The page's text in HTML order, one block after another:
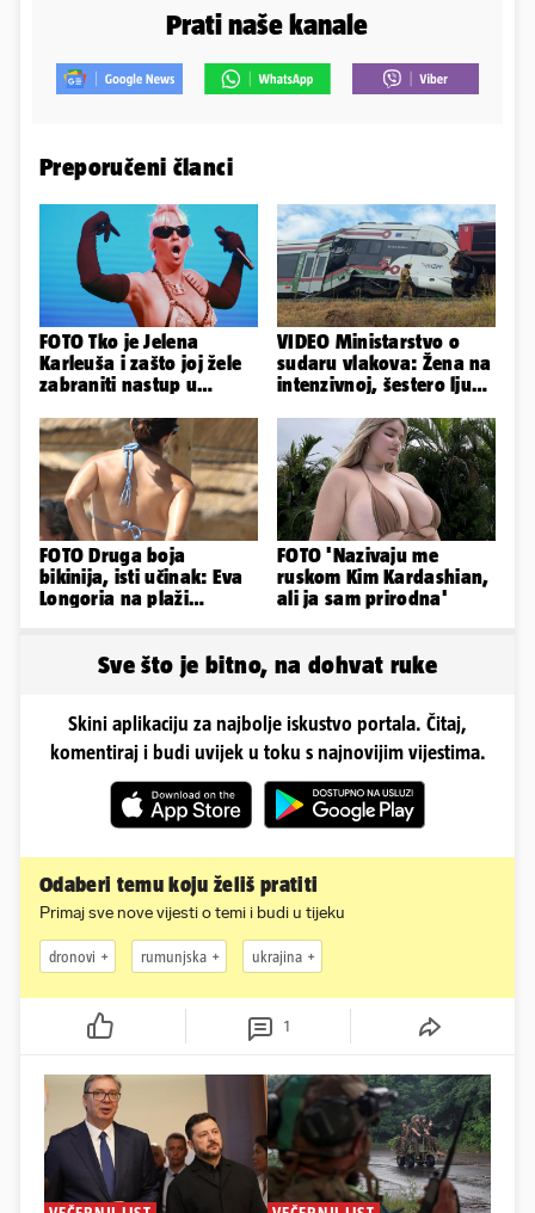
Prati naše kanale
Preporučeni članci
FOTO Tko je Jelena
Karleuša i zašto joj žele
zabraniti nastup u
govorila...
VIDEO Ministarstvo o
sudaru vlakova: Žena na
intenzivnoj, šestero ljudi
FOTO Druga boja
bikinija, isti učinak: Eva
Longoria na plaži
FOTO 'Nazivaju me
ruskom Kim Kardashian,
ali ja sam prirodna'
Sve što je bitno, na dohvat ruke
Skini aplikaciju za najbolje iskustvo portala. Čitaj,
komentiraj i budi uvijek u toku s najnovijim vijestima.
Odaberi temu koju želiš pratiti
Primaj sve nove vijesti o temi i budi u tijeku
dronovi rumunjska ukrajina
1